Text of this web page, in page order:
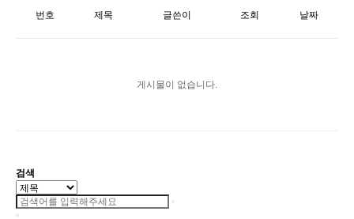
번호 제목 글쓴이 조회 날짜
게시물이 없습니다.
검색